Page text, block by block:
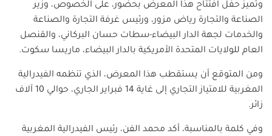
وتميز حفل افتتاح هذا المعرض بحضور، على الخصوص، وزير
الصناعة والتجارة رياض مزور، ورئيس غرفة التجارة والصناعة
والخدمات لجهة الدار البيضاء-سطات حسان البركاني، والقنصل
العام للولايات المتحدة الأمريكية بالدار البيضاء، ماريسا سكوت.
ومن المتوقع أن يستقطب هذا المعرض، الذي تنظمه الفيدرالية
المغربية للامتياز التجاري إلى غاية 14 فبراير الجاري، حوالي 10 آلاف
زائر.
وفي كلمة بالمناسبة، أكد محمد الفن، رئيس الفيدرالية المغربية